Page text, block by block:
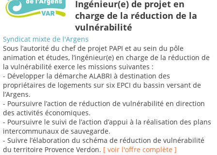
Ingénieur(e) de projet en
charge de la réduction de la
vulnérabilité
Syndicat mixte de l'Argens
Sous l’autorité du chef de projet PAPI et au sein du pôle
animation et études, l’ingénieur(e) en charge de la réduction de
la vulnérabilité exerce les missions suivantes :
- Développer la démarche ALABRI à destination des
propriétaires de logements sur six EPCI du bassin versant de
l’Argens.
- Poursuivre l’action de réduction de vulnérabilité en direction
des activités économiques.
- Poursuivre le suivi de l’action d’appui à la réalisation des plans
intercommunaux de sauvegarde.
- Suivre l’élaboration du schéma de réduction de vulnérabilité
du territoire Provence Verdon. [ voir l'offre complète ]